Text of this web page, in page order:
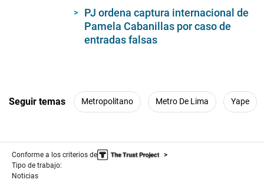
PJ ordena captura internacional de
Pamela Cabanillas por caso de
entradas falsas
Seguir temas Metropolitano Metro De Lima Yape
Conforme a los criterios de
Tipo de trabajo:
Noticias